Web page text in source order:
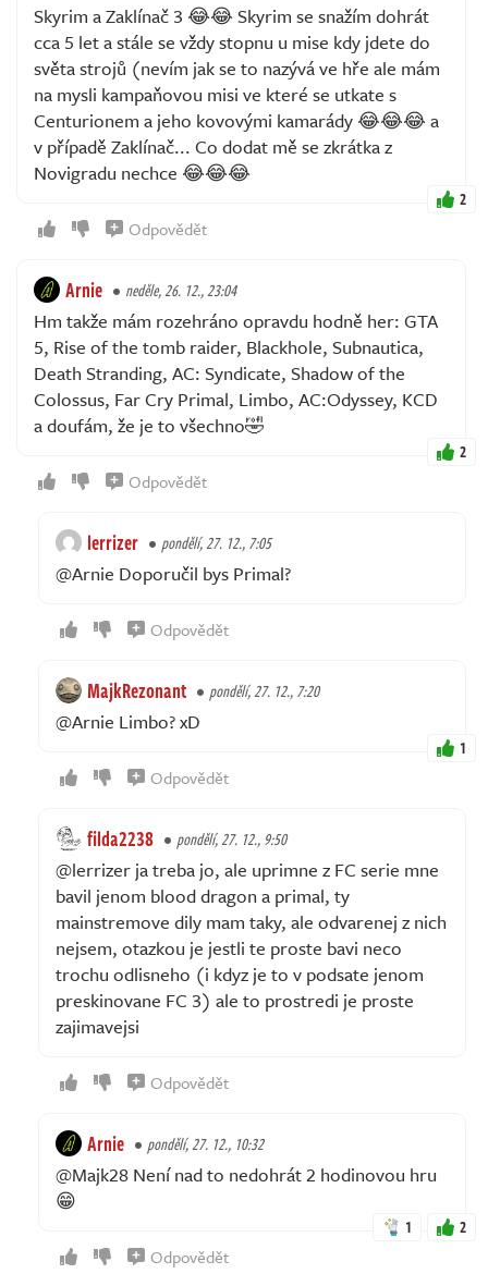
Skyrim a Zaklínač 3 😂😂 Skyrim se snažím dohrát
cca 5 let a stále se vždy stopnu u mise kdy jdete do
světa strojů (nevím jak se to nazývá ve hře ale mám
na mysli kampaňovou misi ve které se utkate s
Centurionem a jeho kovovými kamarády 😂😂😂 a
v případě Zaklínač... Co dodat mě se zkrátka z
Novigradu nechce 😂😂😂
2
Odpovědět
Arnie neděle, 26. 12., 23:04
Hm takže mám rozehráno opravdu hodně her: GTA
5, Rise of the tomb raider, Blackhole, Subnautica,
Death Stranding, AC: Syndicate, Shadow of the
Colossus, Far Cry Primal, Limbo, AC:Odyssey, KCD
a doufám, že je to všechno🤣
2
Odpovědět
lerrizer pondělí, 27. 12., 7:05
@Arnie Doporučil bys Primal?
Odpovědět
MajkRezonant pondělí, 27. 12., 7:20
@Arnie Limbo? xD
1
Odpovědět
filda2238 pondělí, 27. 12., 9:50
@lerrizer ja treba jo, ale uprimne z FC serie mne
bavil jenom blood dragon a primal, ty
mainstremove dily mam taky, ale odvarenej z nich
nejsem, otazkou je jestli te proste bavi neco
trochu odlisneho (i kdyz je to v podsate jenom
preskinovane FC 3) ale to prostredi je proste
zajimavejsi
Odpovědět
Arnie pondělí, 27. 12., 10:32
@Majk28 Není nad to nedohrát 2 hodinovou hru
😁
1 2
Odpovědět